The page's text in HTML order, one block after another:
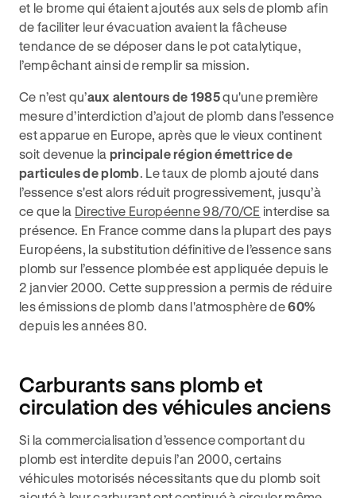
et le brome qui étaient ajoutés aux sels de plomb afin
de faciliter leur évacuation avaient la fâcheuse
tendance de se déposer dans le pot catalytique,
l’empêchant ainsi de remplir sa mission.
Ce n’est qu’aux alentours de 1985qu'une première
mesure d’interdiction d’ajout de plomb dans l’essence
est apparue en Europe, après que le vieux continent
soit devenue la principale région émettrice de
particules de plomb. Le taux de plomb ajouté dans
l’essence s'est alors réduit progressivement, jusqu’à
ce que la Directive Européenne 98/70/CE interdise sa
présence. En France comme dans la plupart des pays
Européens, la substitution définitive de l’essence sans
plomb sur l’essence plombée est appliquée depuis le
2 janvier 2000. Cette suppression a permis de réduire
les émissions de plomb dans l'atmosphère de60%
depuis les années 80.
Carburants sans plomb et
circulation des véhicules anciens
Si la commercialisation d’essence comportant du
plomb est interdite depuis l’an 2000, certains
véhicules motorisés nécessitants que du plomb soit